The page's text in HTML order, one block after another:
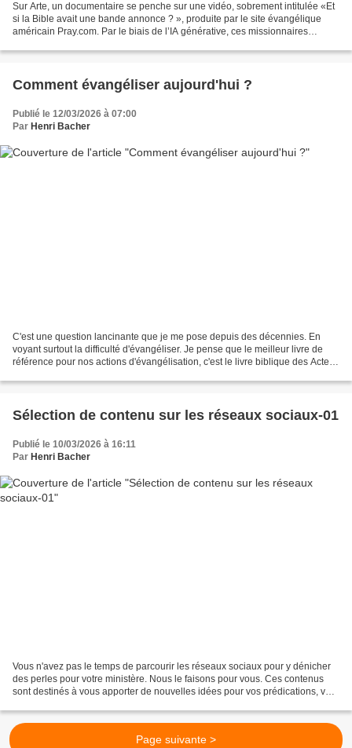
Sur Arte, un documentaire se penche sur une vidéo, sobrement intitulée «Et
si la Bible avait une bande annonce ? », produite par le site évangélique
américain Pray.com. Par le biais de l’IA générative, ces missionnaires
Comment évangéliser aujourd'hui ?
Publié le 12/03/2026 à 07:00
Par Henri Bacher
C'est une question lancinante que je me pose depuis des décennies. En
voyant surtout la difficulté d'évangéliser. Je pense que le meilleur livre de
référence pour nos actions d'évangélisation, c'est le livre biblique des Actes
Sélection de contenu sur les réseaux sociaux-01
Publié le 10/03/2026 à 16:11
Par Henri Bacher
Vous n'avez pas le temps de parcourir les réseaux sociaux pour y dénicher
des perles pour votre ministère. Nous le faisons pour vous. Ces contenus
sont destinés à vous apporter de nouvelles idées pour vos prédications, vos
Page suivante >